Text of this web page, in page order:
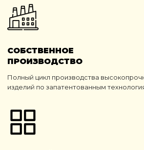
СОБСТВЕННОЕ
ПРОИЗВОДСТВО
Полный цикл производства
изделий по запатентованным